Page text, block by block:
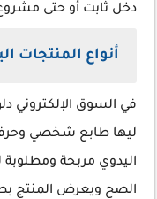
دخل ثابت أو حتى
أنواع المنتجات
في السوق الإلكتروني
ليها طابع شخصي وحرفة
اليدوي مربحة
الصح ويعرض المنتج